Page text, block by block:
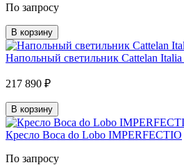
По запросу
В корзину
Напольный светильник Cattelan
217 890 ₽
В корзину
Кресло Boca do Lobo IMPERFECTIO
По запросу